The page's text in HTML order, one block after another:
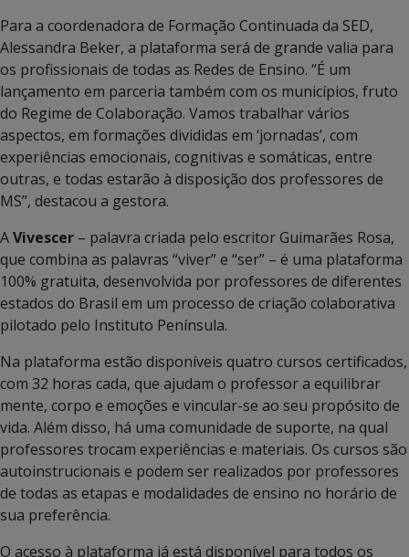
Para a coordenadora de Formação Continuada da SED,
Alessandra Beker, a plataforma será de grande valia para
os profissionais de todas as Redes de Ensino. “É um
lançamento em parceria também com os municípios, fruto
do Regime de Colaboração. Vamos trabalhar vários
aspectos, em formações divididas em ‘jornadas’, com
experiências emocionais, cognitivas e somáticas, entre
outras, e todas estarão à disposição dos professores de
MS”, destacou a gestora.
AVivescer – palavra criada pelo escritor Guimarães Rosa,
que combina as palavras “viver” e “ser” – é uma plataforma
100% gratuita, desenvolvida por professores de diferentes
estados do Brasil em um processo de criação colaborativa
pilotado pelo Instituto Península.
Na plataforma estão disponíveis quatro cursos certificados,
com 32 horas cada, que ajudam o professor a equilibrar
mente, corpo e emoções e vincular-se ao seu propósito de
vida. Além disso, há uma comunidade de suporte, na qual
professores trocam experiências e materiais. Os cursos são
autoinstrucionais e podem ser realizados por professores
de todas as etapas e modalidades de ensino no horário de
sua preferência.
O acesso à plataforma já está disponível para todos os